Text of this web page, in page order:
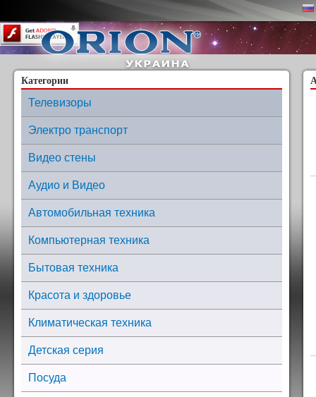
Content on this page requires a newer version of Adobe Flash Player.
Категории
Телевизоры
Электро транспорт
Видео стены
Аудио и Видео
Автомобильная техника
Компьютерная техника
Бытовая техника
Красота и здоровье
Климатическая техника
Детская серия
Посуда